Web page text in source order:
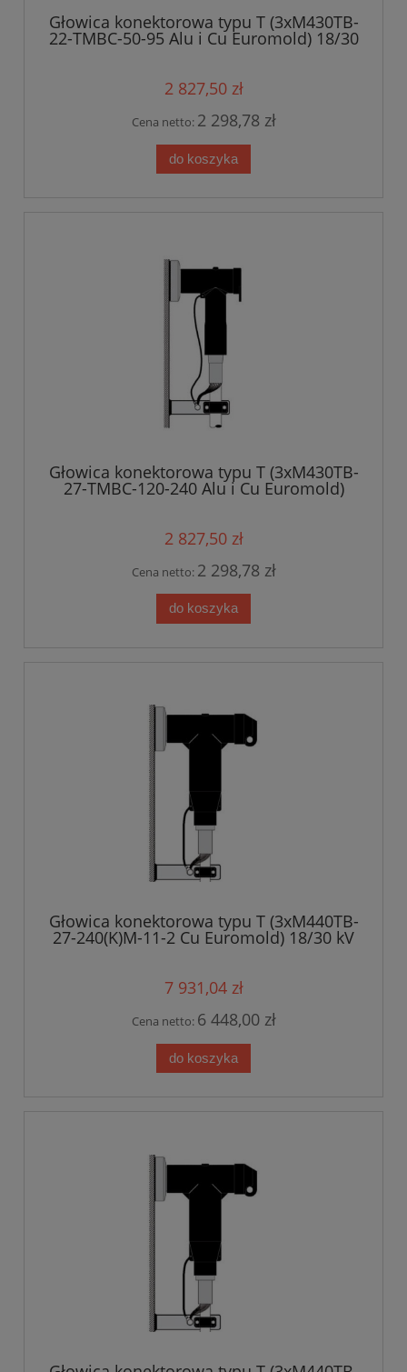
Głowica konektorowa typu T (3xM430TB-
22-TMBC-50-95 Alu i Cu Euromold) 18/30
2 827,50 zł
Cena netto: 2 298,78 zł
do koszyka
Głowica konektorowa typu T (3xM430TB-
27-TMBC-120-240 Alu i Cu Euromold)
2 827,50 zł
Cena netto: 2 298,78 zł
do koszyka
Głowica konektorowa typu T (3xM440TB-
27-240(K)M-11-2 Cu Euromold) 18/30 kV
7 931,04 zł
Cena netto: 6 448,00 zł
do koszyka